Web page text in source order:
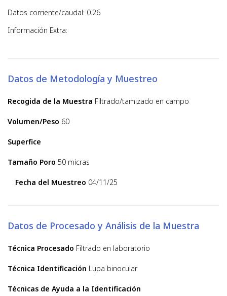
Datos corriente/caudal: 0.26
Información Extra:
Datos de Metodología y Muestreo
Recogida de la Muestra Filtrado/tamizado en campo
Volumen/Peso 60
Superfice
Tamaño Poro 50 micras
Fecha del Muestreo 04/11/25
Datos de Procesado y Análisis de la Muestra
Técnica Procesado Filtrado en laboratorio
Técnica Identificación Lupa binocular
Técnicas de Ayuda a la Identificación